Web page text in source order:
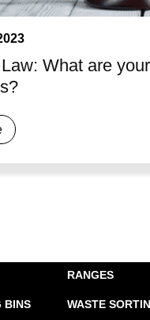
What are your
RANGES
BINS WASTE